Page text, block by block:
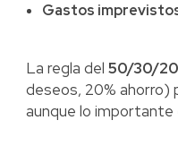
Gastos
La regla del 50/30/20
deseos, 20% ahorro)
aunque lo importante